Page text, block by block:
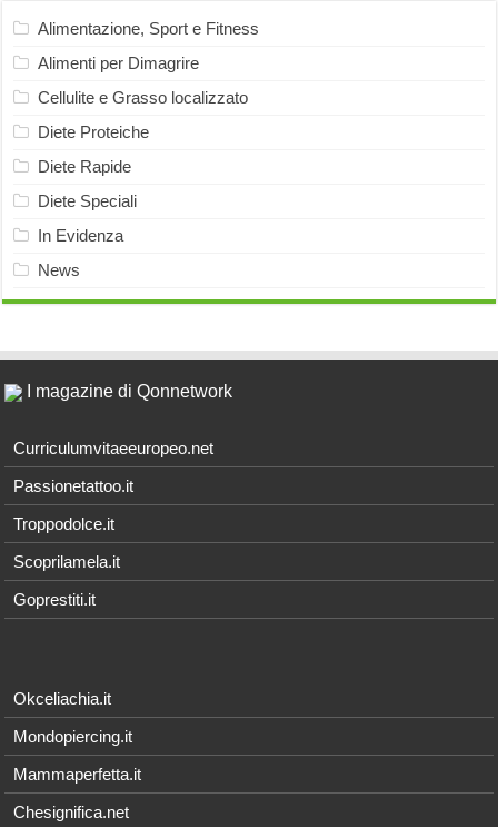
Alimentazione, Sport e Fitness
Alimenti per Dimagrire
Cellulite e Grasso localizzato
Diete Proteiche
Diete Rapide
Diete Speciali
In Evidenza
News
I magazine di Qonnetwork
Curriculumvitaeeuropeo.net
Passionetattoo.it
Troppodolce.it
Scoprilamela.it
Goprestiti.it
Okceliachia.it
Mondopiercing.it
Mammaperfetta.it
Chesignifica.net